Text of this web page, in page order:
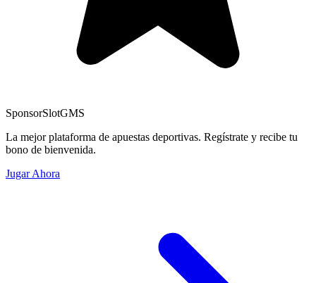
SponsorSlotGMS
La mejor plataforma de apuestas deportivas. Regístrate y recibe tu
bono de bienvenida.
Jugar Ahora